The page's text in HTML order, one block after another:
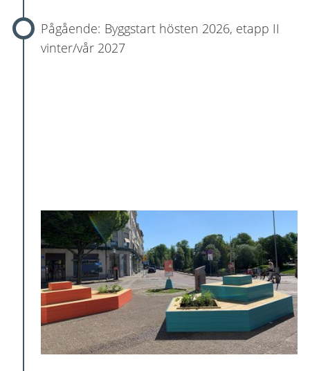
Byggstart hösten 2026, etapp II
vinter/vår 2027